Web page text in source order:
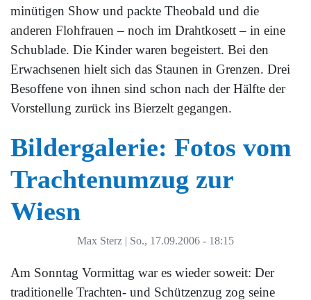
minütigen Show und packte Theobald und die
anderen Flohfrauen – noch im Drahtkosett – in eine
Schublade. Die Kinder waren begeistert. Bei den
Erwachsenen hielt sich das Staunen in Grenzen. Drei
Besoffene von ihnen sind schon nach der Hälfte der
Vorstellung zurück ins Bierzelt gegangen.
Bildergalerie: Fotos vom
Trachtenumzug zur
Wiesn
Max Sterz | So., 17.09.2006 - 18:15
Am Sonntag Vormittag war es wieder soweit: Der
traditionelle Trachten- und Schützenzug zog seine